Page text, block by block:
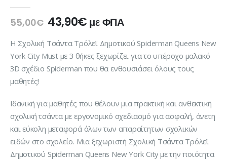
55,00€ Original
price
was:
55,00€.
43,90€Η
τρέχουσα
τιμή
είναι:
43,90€.
με ΦΠΑ
Η Σχολική Τσάντα Τρόλεϊ Δημοτικού Spiderman Queens New
York City Must με 3 θήκες ξεχωρίζει για το υπέροχο μαλακό
3D σχέδιο Spiderman που θα ενθουσιάσει όλους τους
μαθητές!
Ιδανική για μαθητές που θέλουν μια πρακτική και ανθεκτική
σχολική τσάντα με εργονομικό σχεδιασμό για ασφαλή, άνετη
και εύκολη μεταφορά όλων των απαραίτητων σχολικών
ειδών στο σχολείο. Μια ξεχωριστή Σχολική Τσάντα Τρόλεϊ
Δημοτικού Spiderman Queens New York City με την ποιότητα